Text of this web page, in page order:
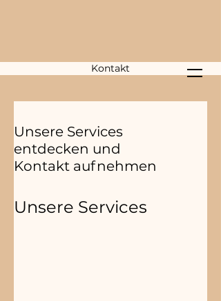
Kontakt
Unsere Services
entdecken und
Kontakt aufnehmen
Unsere Services